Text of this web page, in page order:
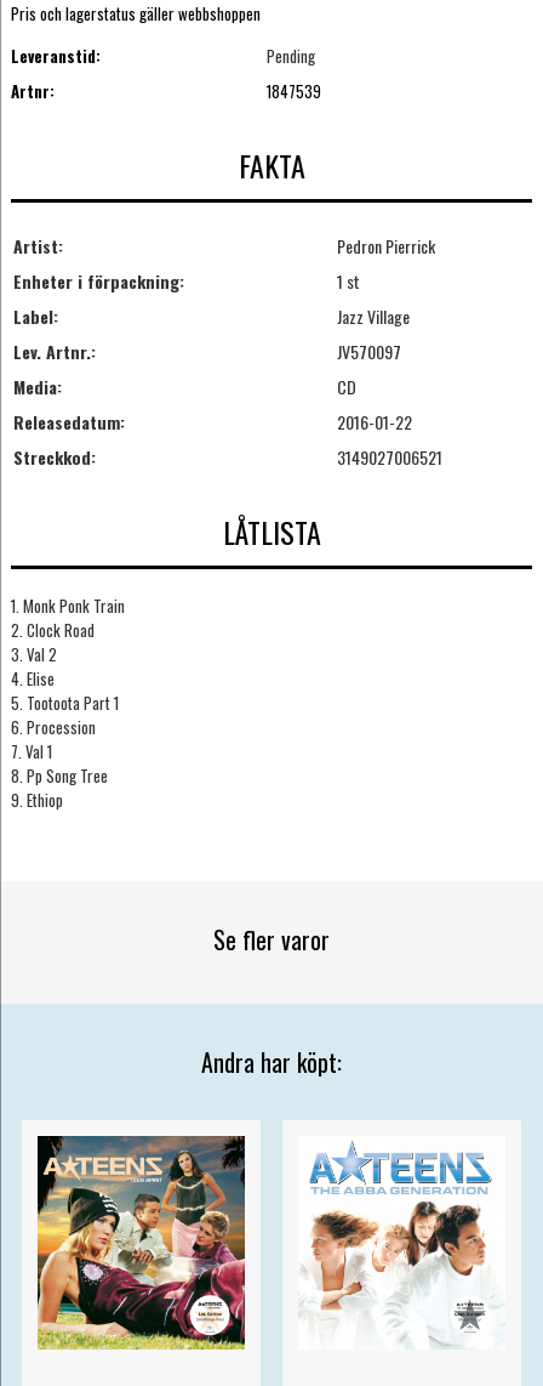
Pris och lagerstatus gäller webbshoppen
Leveranstid:
Pending
Artnr:
1847539
FAKTA
Artist:
Pedron Pierrick
Enheter i förpackning:
1 st
Label:
Jazz Village
Lev. Artnr.:
JV570097
Media:
CD
Releasedatum:
2016-01-22
Streckkod:
3149027006521
LÅTLISTA
1. Monk Ponk Train
2. Clock Road
3. Val 2
4. Elise
5. Tootoota Part 1
6. Procession
7. Val 1
8. Pp Song Tree
9. Ethiop
Se fler varor
Andra har köpt: